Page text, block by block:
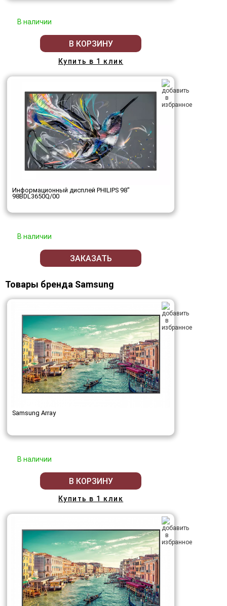
В наличии
В КОРЗИНУ
Купить в 1 клик
Информационный дисплей PHILIPS 98"
98BDL3650Q/00
В наличии
ЗАКАЗАТЬ
Товары бренда Samsung
Samsung Array
В наличии
В КОРЗИНУ
Купить в 1 клик